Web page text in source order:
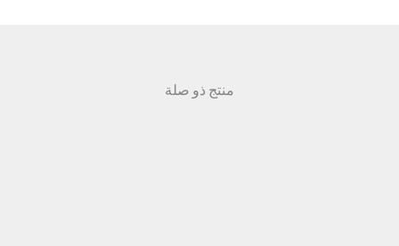
منتج ذو صلة